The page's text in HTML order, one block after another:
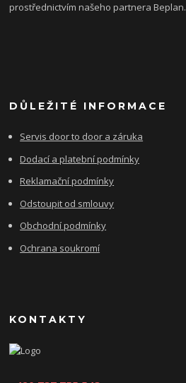
prostřednictvím našeho partnera Beplan.
DŮLEŽITÉ INFORMACE
Servis door to door a záruka
Dodací a platební podmínky
Reklamační podmínky
Odstoupit od smlouvy
Obchodní podmínky
Ochrana soukromí
KONTAKTY